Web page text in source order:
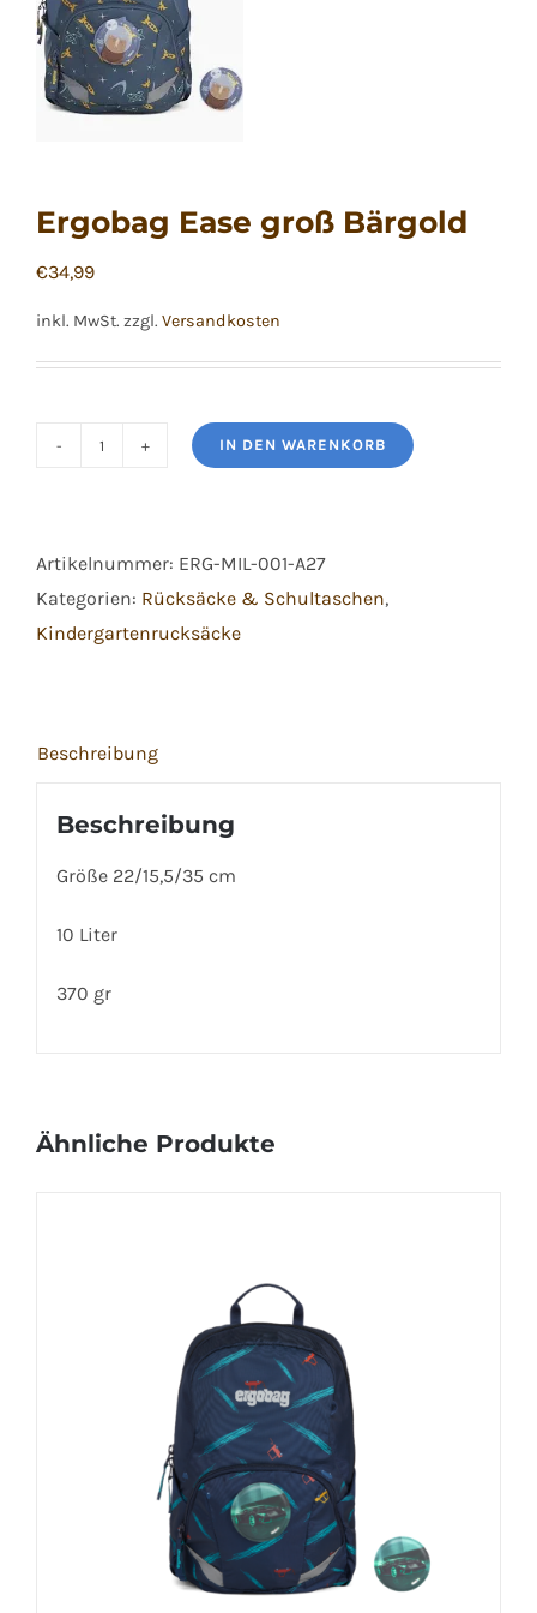
Ergobag Ease groß Bärgold
€34,99
inkl. MwSt. zzgl. Versandkosten
Bärgold
Menge
IN DEN WARENKORB
Artikelnummer: ERG-MIL-001-A27
Kategorien: Rücksäcke & Schultaschen,
Kindergartenrucksäcke
Beschreibung
Beschreibung
Größe 22/15,5/35 cm
10 Liter
370 gr
Ähnliche Produkte